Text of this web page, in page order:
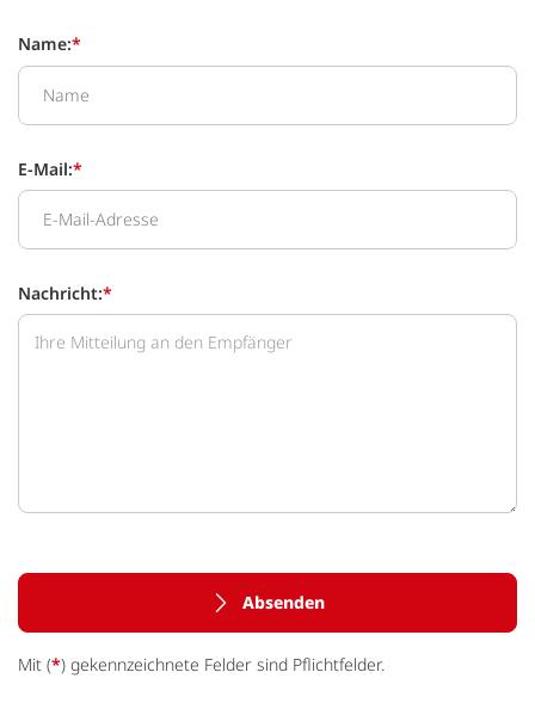
Name:*
E-Mail:*
Nachricht:*
Absenden
Mit (*) gekennzeichnete Felder sind Pflichtfelder.